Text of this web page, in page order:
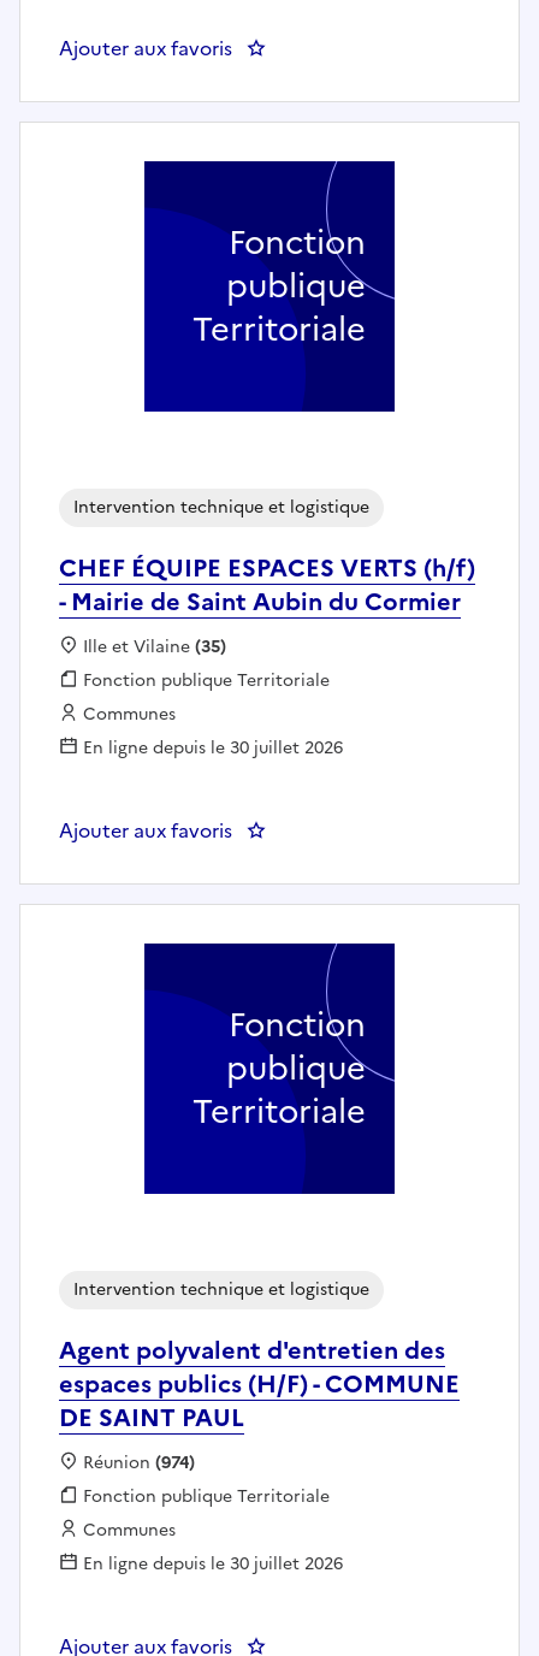
Ajouter aux favoris : Agent d'entretien des locaux
CHEF ÉQUIPE ESPACES VERTS (h/f)
- Mairie de Saint Aubin du Cormier
Intervention technique et logistique
Localisation :
Ille et Vilaine(35)
Fonction publique :
Fonction publique Territoriale
Employeur :
Communes
En ligne depuis le 30 juillet 2026
Ajouter aux favoris : CHEF ÉQUIPE ESPACES
Fonction
publique
Territoriale
Agent polyvalent d'entretien des
espaces publics (H/F) - COMMUNE
DE SAINT PAUL
Intervention technique et logistique
Localisation :
Réunion (974)
Fonction publique :
Fonction publique Territoriale
Employeur :
Communes
En ligne depuis le 30 juillet 2026
Ajouter aux favoris : Agent polyvalent d'entretien
Fonction
publique
Territoriale